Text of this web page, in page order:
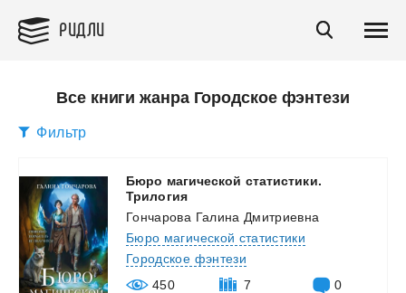
РИДЛИ
Все книги жанра Городское фэнтези
Фильтр
Бюро магической статистики.
Трилогия
Гончарова Галина Дмитриевна
Бюро магической статистики
Городское фэнтези
450
7
0